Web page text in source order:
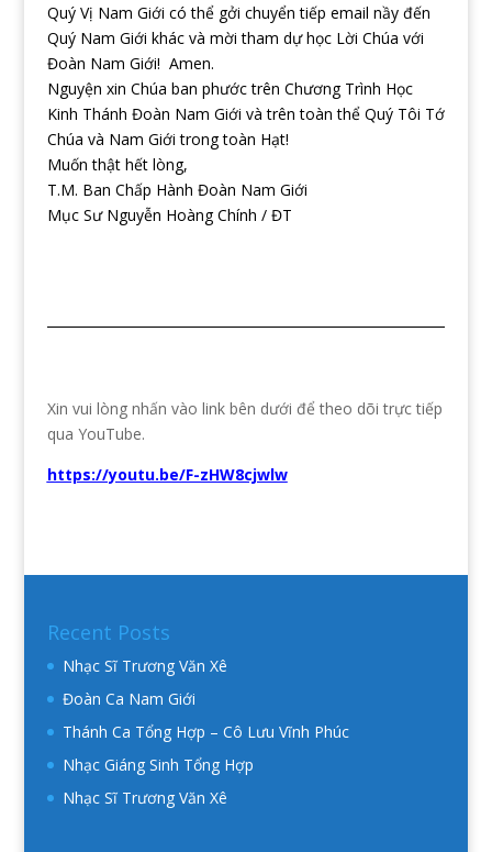
Quý Vị Nam Giới có thể gởi chuyển tiếp email nầy đến
Quý Nam Giới khác và mời tham dự học Lời Chúa với
Đoàn Nam Giới! Amen.
Nguyện xin Chúa ban phước trên Chương Trình Học
Kinh Thánh Đoàn Nam Giới và trên toàn thể Quý Tôi Tớ
Chúa và Nam Giới trong toàn Hạt!
Muốn thật hết lòng,
T.M. Ban Chấp Hành Đoàn Nam Giới
Mục Sư Nguyễn Hoàng Chính / ĐT
Xin vui lòng nhấn vào link bên dưới để theo dõi trực tiếp
qua YouTube.
https://youtu.be/F-zHW8cjwlw
Recent Posts
Nhạc Sĩ Trương Văn Xê
Đoàn Ca Nam Giới
Thánh Ca Tổng Hợp – Cô Lưu Vĩnh Phúc
Nhạc Giáng Sinh Tổng Hợp
Nhạc Sĩ Trương Văn Xê